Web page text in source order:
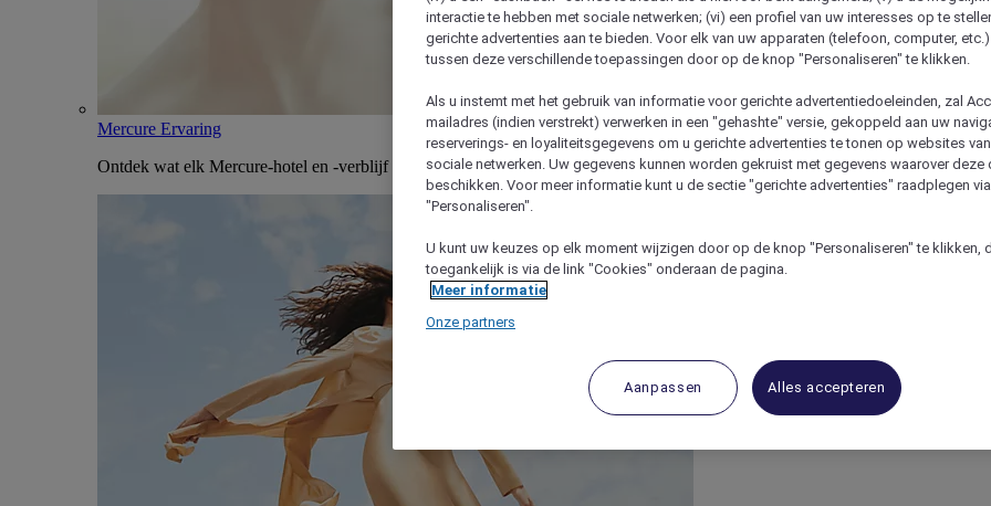
Mercure Ervaring
Ontdek wat elk Mercure-hotel en -verblijf uniek maakt
interactie te hebben met sociale netwerken; (vi) een profiel van uw interesses op te
gerichte advertenties aan te bieden. Voor elk van uw apparaten (telefoon, computer,
tussen deze verschillende toepassingen door op de knop "Personaliseren" te klikken.
Als u instemt met het gebruik van informatie voor gerichte advertentiedoeleinden, zal
mailadres (indien verstrekt) verwerken in een "gehashte" versie, gekoppeld aan uw
reserverings- en loyaliteitsgegevens om u gerichte advertenties te tonen op websites
sociale netwerken. Uw gegevens kunnen worden gekruist met gegevens waarover deze
beschikken. Voor meer informatie kunt u de sectie "gerichte advertenties" raadplegen
"Personaliseren".
U kunt uw keuzes op elk moment wijzigen door op de knop "Personaliseren" te klikken,
toegankelijk is via de link "Cookies" onderaan de pagina.
Meer informatie
Onze partners
Aanpassen Alles accepteren